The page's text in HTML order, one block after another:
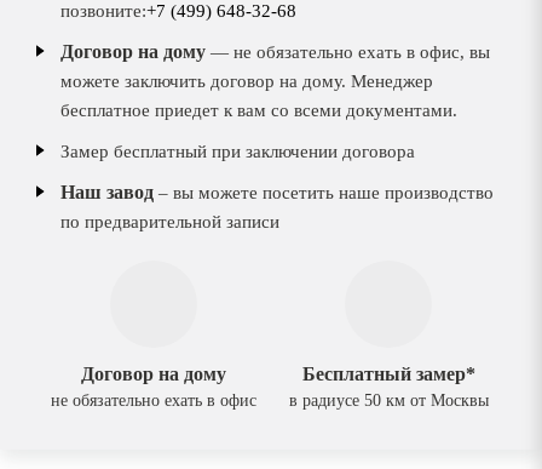
позвоните:+7 (499) 648-32-68
Договор на дому — не обязательно ехать в офис, вы
можете заключить договор на дому. Менеджер
бесплатное приедет к вам со всеми документами.
Замер бесплатный при заключении договора
Наш завод – вы можете посетить наше производство
по предварительной записи
Договор на дому
не обязательно ехать в офис
Бесплатный замер*
в радиусе 50 км от Москвы